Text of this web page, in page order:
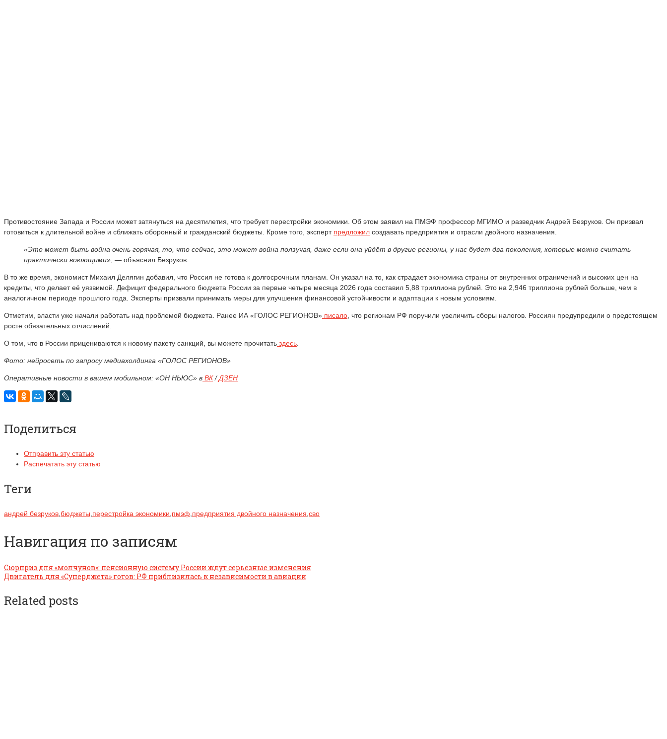
Противостояние Запада и России может затянуться на десятилетия, что требует перестройки экономики. Об этом заявил на ПМЭФ профессор МГИМО и разведчик Андрей Безруков. Он призвал
готовиться к длительной войне и сближать оборонный и гражданский бюджеты. Кроме того, эксперт предложил создавать предприятия и отрасли двойного назначения.
«Это может быть война очень горячая, то, что сейчас, это может война ползучая, даже если она уйдёт в другие регионы, у нас будет два поколения, которые можно считать
практически воюющими» , — объяснил Безруков.
В то же время, экономист Михаил Делягин добавил, что Россия не готова к долгосрочным планам. Он указал на то, как страдает экономика страны от внутренних ограничений и высоких цен на
кредиты, что делает её уязвимой. Дефицит федерального бюджета России за первые четыре месяца 2026 года составил 5,88 триллиона рублей. Это на 2,946 триллиона рублей больше, чем в
аналогичном периоде прошлого года. Эксперты призвали принимать меры для улучшения финансовой устойчивости и адаптации к новым условиям.
Отметим, власти уже начали работать над проблемой бюджета. Ранее ИА «ГОЛОС РЕГИОНОВ» писало , что регионам РФ поручили увеличить сборы налогов. Россиян предупредили о предстоящем
росте обязательных отчислений.
О том, что в России прицениваются к новому пакету санкций, вы можете прочитать здесь
Фото: нейросеть по запросу медиахолдинга «ГОЛОС РЕГИОНОВ»
Оперативные новости в вашем мобильном: «ОН НЬЮС» в ВК/ДЗЕН
Поделиться
Отправить эту статью
Распечатать эту статью
Теги
андрей безруков бюджеты перестройка экономики пмэф предприятия двойного назначения сво
Навигация по записям
Сюрприз для «молчунов»: пенсионную систему России ждут серьезные изменения
Двигатель для «Суперджета» готов: РФ приблизилась к независимости в авиации
Related posts